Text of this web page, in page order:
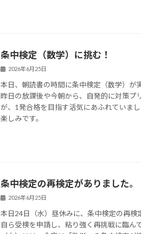
条中検定（数学）に挑む！
2026年6月25日
本日、朝読書の時間に条中検定（数学）が
昨日の放課後や今朝から、自発的に対策プ
が、1発合格を目指す活気にあふれていま
楽しみです。
条中検定の再検定がありました。
2026年6月25日
本日24日（水）昼休みに、条中検定の再検
自ら受検を申請し、粘り強く再挑戦に臨ん